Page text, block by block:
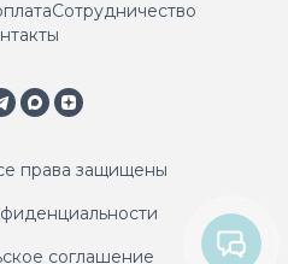
Сотрудничество
права защищены
соглашение